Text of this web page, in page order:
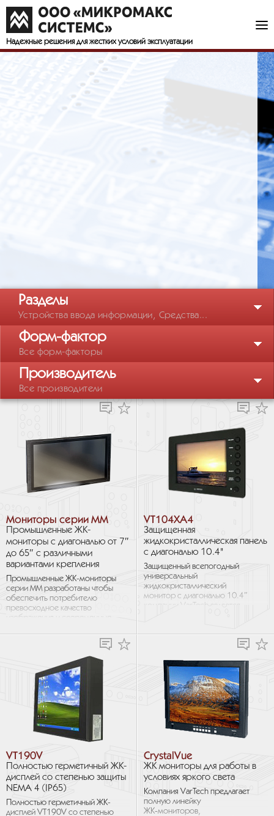
Надежные решения для жестких условий эксплуатации
Разделы
Устройства ввода информации, Средства...
Форм-фактор
Все форм-факторы
Производитель
Все производители
Мониторы серии ММ
Промышленные ЖК-
мониторы с диагональю от 7″
до 65″ с различными
вариантами крепления
Промышленные ЖК-мониторы
серии ММ разработаны чтобы
обеспечить потребителю
превосходное качество
изображения и современные
корпусе из алюминия/стали...
VT104XA4
Защищенная
жидкокристаллическая панель
с диагональю 10.4"
Защищенный всепогодный
универсальный
жидкокристаллический
монитор с диагональю 10.4″
компании VarTech является
(выдерживает погружение
VT190V
Полностью герметичный ЖК-
дисплей со степенью защиты
NEMA 4 (IP65)
Полностью герметичный ЖК-
дисплей VT190V со степенью
CrystalVue
ЖК мониторы для работы в
условиях яркого света
Компания VarTech предлагает
полную линейку
ЖК‑мониторов,